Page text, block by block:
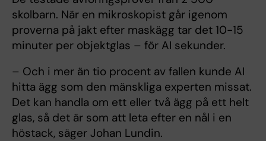
skolbarn. När en mikroskopist går igenom
proverna på jakt efter maskägg tar det 10-15
minuter per objektglas – för AI sekunder.
– Och i mer än tio procent av fallen kunde AI
hitta ägg som den mänskliga experten missat.
Det kan handla om ett eller två ägg på ett helt
glas, så det är som att leta efter en nål i en
höstack, säger Johan Lundin.